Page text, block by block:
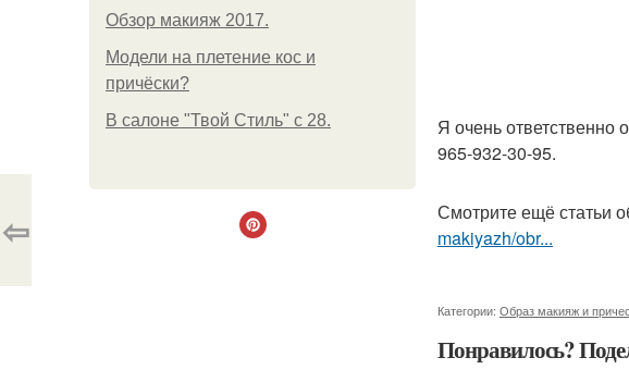
Обзор макияж 2017.
Модели на плетение кос и
причёски?
В салоне "Твой Стиль" с 28.
Я очень ответственно
965-932-30-95.
Смотрите ещё статьи
makiyazh/obr...
Категории: Образ макияж и
Понравилось?
⇦